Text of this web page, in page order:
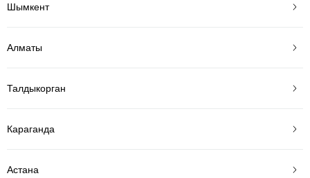
Шымкент
Алматы
Талдыкорган
Караганда
Астана